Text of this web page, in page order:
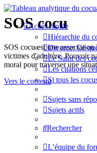
SOS cocu
SOS cocu est une
victimes d'adultère. Pouvoir
moral pour traverser une
Vers le contenu
Accès rapide
Hiérarchie du
Divorce: Ce
Le Saint des
Les citations
Si tous les
Sujets sans
Sujets actifs
Rechercher
L’équipe du